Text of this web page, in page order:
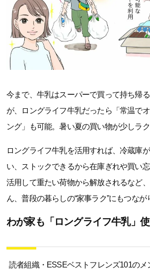
今まで、牛乳はスーパーで買って持ち帰
が、ロングライフ牛乳だったら「常温で
ング」も可能。暑い夏の買い物が少しラク
ロングライフ牛乳を活用すれば、冷蔵庫
い、ストックできるから在庫ぎれや買い
活用して重たい荷物から解放されるなど
ん、普段の暮らしの“家事ラク”にもつなが
わが家も「ロングライフ牛乳」
読者組織・ESSEベストフレンズ101のメ